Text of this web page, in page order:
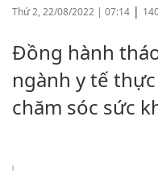
Thứ 2, 22/08/2022 | 07:14 |
Đồng hành
ngành y tế
chăm sóc sức